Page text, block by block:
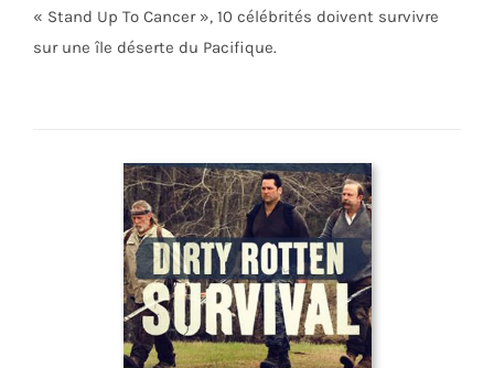
« Stand Up To Cancer », 10 célébrités doivent survivre
sur une île déserte du Pacifique.